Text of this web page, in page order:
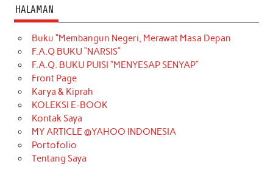
HALAMAN
Buku “Membangun Negeri, Merawat Masa Depan
F.A.Q BUKU “NARSIS”
F.A.Q. BUKU PUISI “MENYESAP SENYAP”
Front Page
Karya & Kiprah
KOLEKSI E-BOOK
Kontak Saya
MY ARTICLE @YAHOO INDONESIA
Portofolio
Tentang Saya